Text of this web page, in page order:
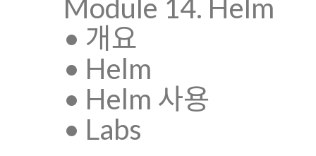
Module 14. Helm
• 개요
• Helm
• Helm 사용
• Labs